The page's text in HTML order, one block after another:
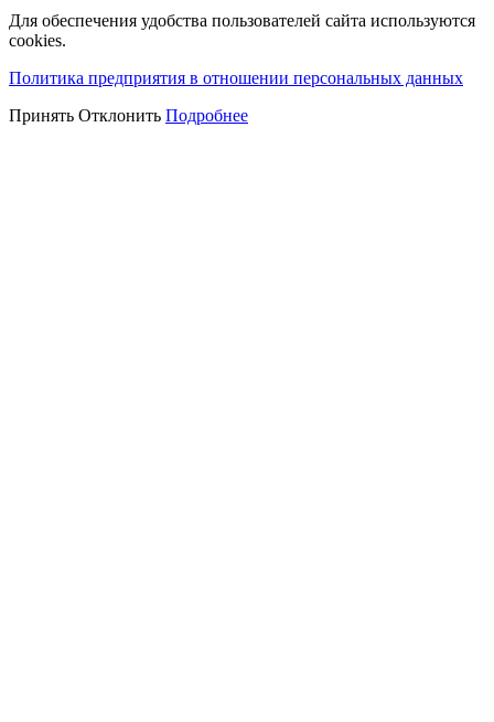
Для обеспечения удобства пользователей сайта используются
cookies.
Политика предприятия в отношении персональных данных
Принять Отклонить Подробнее